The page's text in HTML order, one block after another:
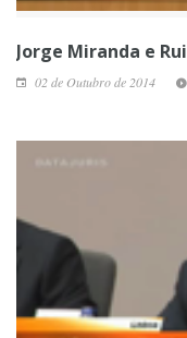
Jorge Miranda e
02 de Outubro de 2014